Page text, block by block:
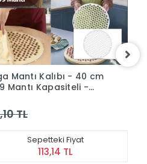
Mantı Kalıbı - 40 cm
Mantı Kapasiteli -
TL
Sepetteki Fiyat
113,14 TL